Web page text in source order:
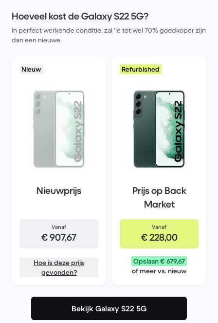
Hoeveel kost de Galaxy S22 5G?
In perfect werkende conditie, zal 'ie tot wel 70% goedkoper zijn
dan een nieuwe.
Nieuw
Nieuwprijs
Vanaf
€ 907,67
Hoe is deze prijs
gevonden?
Refurbished
Prijs op Back
Market
Vanaf
€ 228,00
Opslaan € 679,67
of meer vs. nieuw
Bekijk Galaxy S22 5G